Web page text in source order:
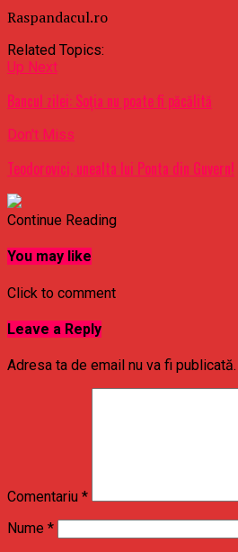
Raspandacul.ro
Related Topics:
Up Next
Bancul zilei: Soția nu poate fi păcălită
Don't Miss
Teodorovici, unealta lui Ponta din Guvern!
Continue Reading
You may like
Click to comment
Leave a Reply
Adresa ta de email nu va fi publicată.
Comentariu *
Nume *